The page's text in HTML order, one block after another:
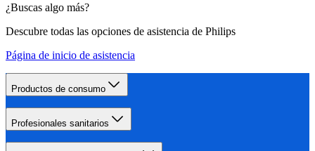
¿Buscas algo más?
Descubre todas las opciones de asistencia de Philips
Página de inicio de asistencia
Productos de consumo
Profesionales sanitarios